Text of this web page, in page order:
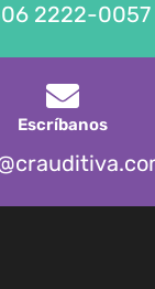
2222-0057
Escríbanos